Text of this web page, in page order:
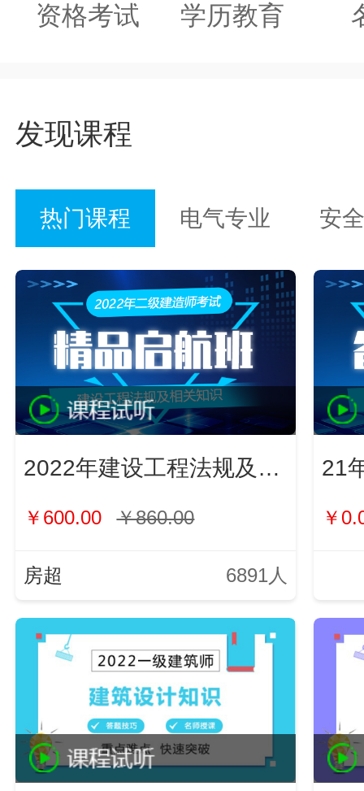
资格考试 学历教育
发现课程
热门课程 电气专业 安
2022年建设工程法规及相关知识
￥600.00 ￥860.00
房超 6891人
21
￥